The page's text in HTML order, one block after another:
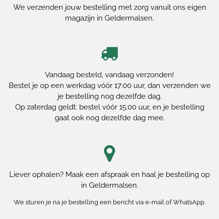
We verzenden jouw bestelling met zorg vanuit ons eigen
magazijn in Geldermalsen.
Vandaag besteld, vandaag verzonden!
Bestel je op een werkdag vóór 17:00 uur, dan verzenden we
je bestelling nog dezelfde dag.
Op zaterdag geldt: bestel vóór 15:00 uur, en je bestelling
gaat ook nog dezelfde dag mee.
Liever ophalen? Maak een afspraak en haal je bestelling op
in Geldermalsen.
We sturen je na je bestelling een bericht via e-mail of WhatsApp.